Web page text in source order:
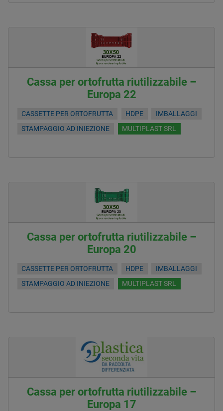
Cassa per ortofrutta riutilizzabile –
Europa 22
CASSETTE PER ORTOFRUTTA HDPE
IMBALLAGGI
STAMPAGGIO AD INIEZIONE
MULTIPLAST SRL
Cassa per ortofrutta riutilizzabile –
Europa 20
CASSETTE PER ORTOFRUTTA HDPE
IMBALLAGGI
STAMPAGGIO AD INIEZIONE
MULTIPLAST SRL
Cassa per ortofrutta riutilizzabile –
Europa 17